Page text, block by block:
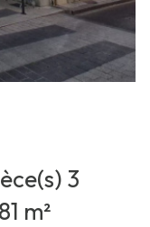
chambre(s) 82.81 m²